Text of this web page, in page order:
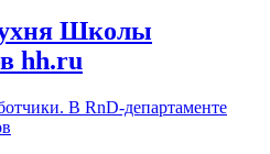
Школы
hh.ru